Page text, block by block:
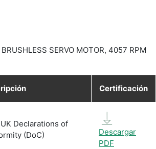
SERVO MOTOR, 4057 RPM
Certificación
UK Declarations of
(DoC)
Descargar
PDF